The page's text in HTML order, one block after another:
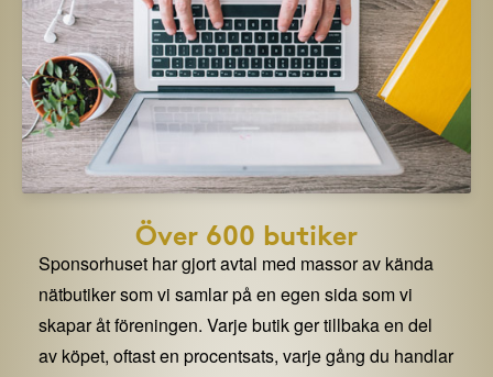
Över 600 butiker
Sponsorhuset har gjort avtal med massor av kända
nätbutiker som vi samlar på en egen sida som vi
skapar åt föreningen. Varje butik ger tillbaka en del
av köpet, oftast en procentsats, varje gång du handlar